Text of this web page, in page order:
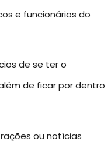
e funcionários do
de se ter o
de ficar por dentro
ou notícias